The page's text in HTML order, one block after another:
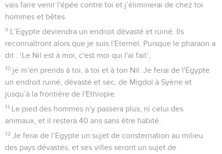
vais faire venir l'épée contre toi et j’éliminerai de chez toi
hommes et bêtes.
9 L’Egypte deviendra un endroit dévasté et ruiné. Ils
reconnaîtront alors que je suis l'Eternel. Puisque le pharaon a
dit : ‘Le Nil est à moi, c'est moi qui l'ai fait’,
10 je m’en prends à toi, à toi et à ton Nil. Je ferai de l'Egypte
un endroit ruiné, dévasté et sec, de Migdol à Syène et
jusqu’à la frontière de l'Ethiopie.
11 Le pied des hommes n'y passera plus, ni celui des
animaux, et il restera 40 ans sans être habité.
12 Je ferai de l’Egypte un sujet de consternation au milieu
des pays dévastés, et ses villes seront un sujet de